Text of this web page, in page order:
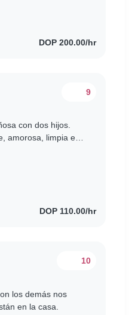
DOP 200.00/hr
9
con dos hijos.
amorosa, limpia e
DOP 110.00/hr
10
los demás nos
en la casa.